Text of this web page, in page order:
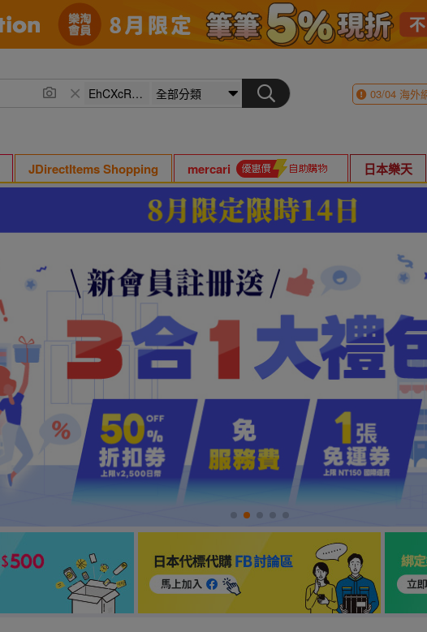
03/04海外
JDirectItems Shopping mercari 日本樂天